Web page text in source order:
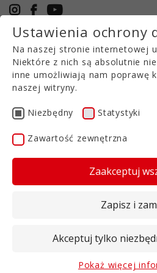
+49 5971 94632-0
Krótka brona talerzowa z
TRG 101
Krótkie brony talerzowe T-
na samojezdnych wozach
gnojowicy umożliwia
pomimo krótkiej konstrukcji
Ustawienia ochrony
Na naszej stronie internetowej
Niektóre z nich są absolutnie
inne umożliwiają nam poprawę
naszej witryny.
Niezbędny Statystyki
Zawartość zewnętrzna
Zaakceptuj
Zapisz i
Akceptuj tylko
Pokaż więcej